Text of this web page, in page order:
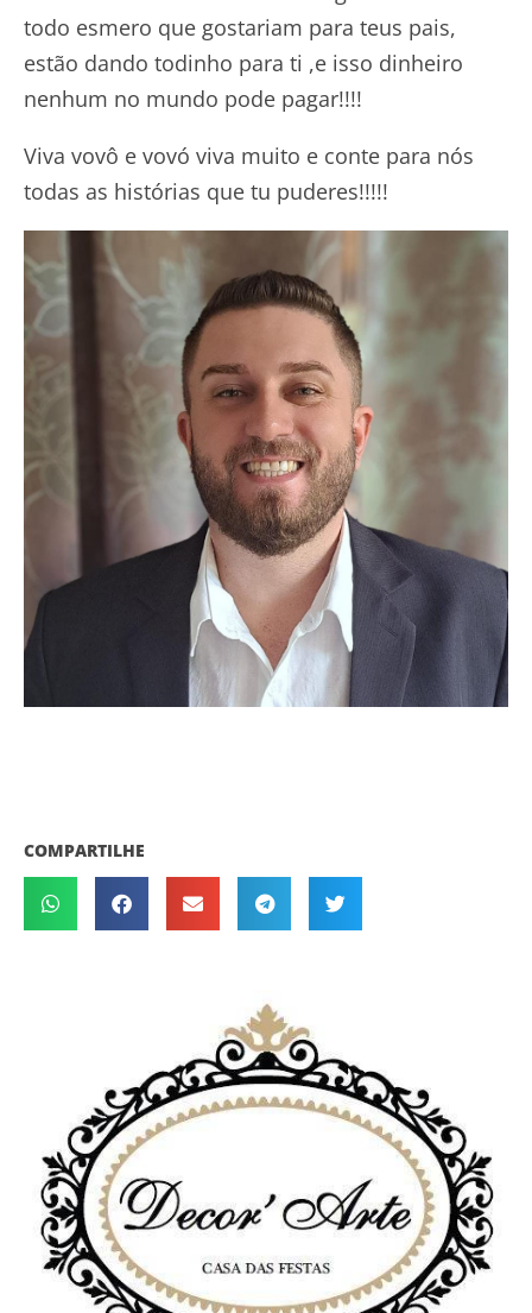
todo esmero que gostariam para teus pais,
estão dando todinho para ti ,e isso dinheiro
nenhum no mundo pode pagar!!!!
Viva vovô e vovó viva muito e conte para nós
todas as histórias que tu puderes!!!!!
COMPARTILHE